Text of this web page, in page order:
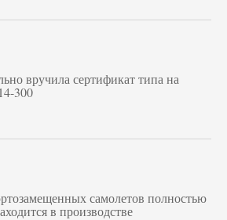
вручила сертификат типа на
300
самолетов полностью
в производстве